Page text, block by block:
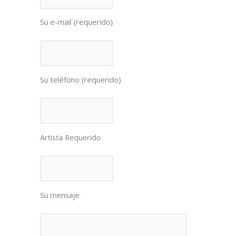
Su e-mail (requerido)
Su teléfono (requerido)
Artista Requerido
Su mensaje